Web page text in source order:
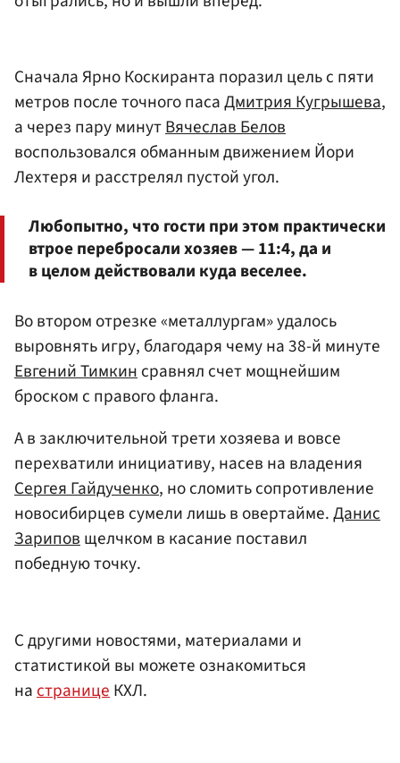
Сначала Ярно Коскиранта поразил цель с пяти
метров после точного пасаДмитрия Кугрышева,
а через пару минутВячеслав Белов
воспользовался обманным движением Йори
Лехтеря и расстрелял пустой угол.
Любопытно, что гости при этом практически
втрое перебросали хозяев — 11:4, да и
в целом действовали куда веселее.
Во втором отрезке «металлургам» удалось
выровнять игру, благодаря чему на 38-й минуте
Евгений Тимкинсравнял счет мощнейшим
броском с правого фланга.
А в заключительной трети хозяева и вовсе
перехватили инициативу, насев на владения
Сергея Гайдученко, но сломить сопротивление
новосибирцев сумели лишь в овертайме.Данис
Зариповщелчком в касание поставил
победную точку.
С другими новостями, материалами и
статистикой вы можете ознакомиться
на странице КХЛ.